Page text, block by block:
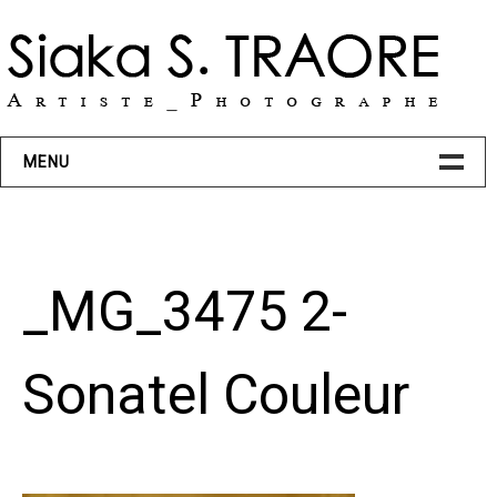
to
content
MENU
PROJETS
Transcendance
_MG_3475 2-
Sonatel Couleur